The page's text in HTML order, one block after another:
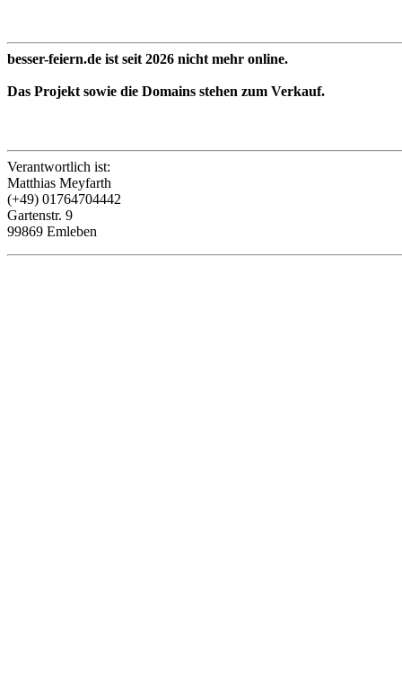
besser-feiern.de ist seit 2026 nicht mehr online.
Das Projekt sowie die Domains stehen zum Verkauf.
Verantwortlich ist:
Matthias Meyfarth
(+49) 01764704442
Gartenstr. 9
99869 Emleben